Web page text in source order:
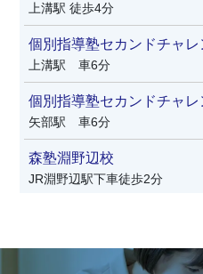
上溝駅 徒歩4分
個別指導塾セカンドチャ
上溝駅 車6分
個別指導塾セカンドチャ
矢部駅 車6分
森塾淵野辺校
JR淵野辺駅下車徒歩2分